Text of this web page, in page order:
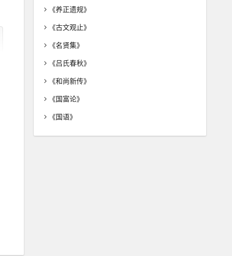
《养正遗规》
《古文观止》
《名贤集》
《吕氏春秋》
《和尚新传》
《国富论》
《国语》